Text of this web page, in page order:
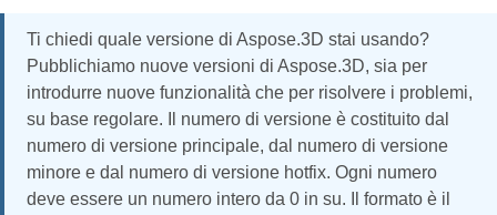
Ti chiedi quale versione di Aspose.3D stai usando?
Pubblichiamo nuove versioni di Aspose.3D, sia per
introdurre nuove funzionalità che per risolvere i problemi,
su base regolare. Il numero di versione è costituito dal
numero di versione principale, dal numero di versione
minore e dal numero di versione hotfix. Ogni numero
deve essere un numero intero da 0 in su. Il formato è il